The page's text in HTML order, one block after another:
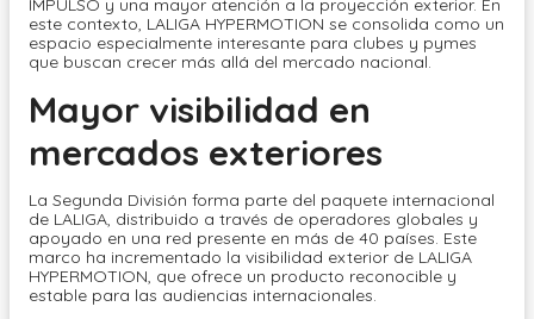
IMPULSO y una mayor atención a la proyección exterior. En
este contexto, LALIGA HYPERMOTION se consolida como un
espacio especialmente interesante para clubes y pymes
que buscan crecer más allá del mercado nacional.
Mayor visibilidad en
mercados exteriores
La Segunda División forma parte del paquete internacional
de LALIGA, distribuido a través de operadores globales y
apoyado en una red presente en más de 40 países. Este
marco ha incrementado la visibilidad exterior de LALIGA
HYPERMOTION, que ofrece un producto reconocible y
estable para las audiencias internacionales.